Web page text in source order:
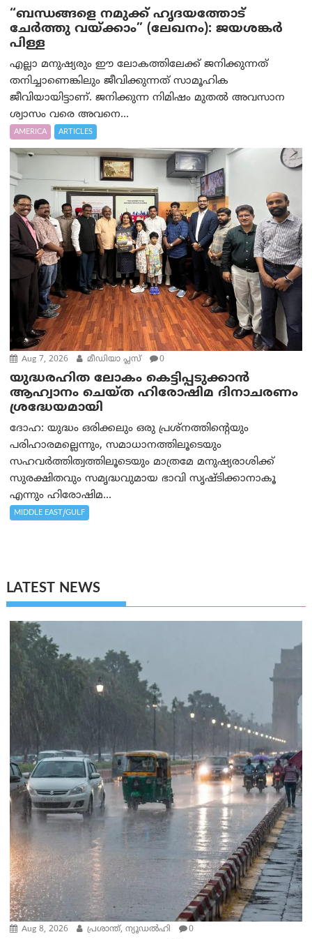
“ബന്ധങ്ങളെ നമുക്ക് ഹൃദയത്തോട്
ചേർത്തു വയ്ക്കാം” (ലേഖനം): ജയശങ്കര്‍
പിള്ള
എല്ലാ മനുഷ്യരും ഈ ലോകത്തിലേക്ക് ജനിക്കുന്നത്
തനിച്ചാണെങ്കിലും ജീവിക്കുന്നത് സാമൂഹിക
ജീവിയായിട്ടാണ്. ജനിക്കുന്ന നിമിഷം മുതൽ അവസാന
ശ്വാസം വരെ അവനെ...
AMERICA ARTICLES
Aug 7, 2026 മീഡിയാ പ്ലസ് 0
യുദ്ധരഹിത ലോകം കെട്ടിപ്പടുക്കാന്‍
ആഹ്വാനം ചെയ്ത ഹിരോഷിമ ദിനാചരണം
ശ്രദ്ധേയമായി
ദോഹ: യുദ്ധം ഒരിക്കലും ഒരു പ്രശ്‌നത്തിന്റെയും
പരിഹാരമല്ലെന്നും, സമാധാനത്തിലൂടെയും
സഹവര്‍ത്തിത്വത്തിലൂടെയും മാത്രമേ മനുഷ്യരാശിക്ക്
സുരക്ഷിതവും സമൃദ്ധവുമായ ഭാവി സൃഷ്ടിക്കാനാകൂ
എന്നും ഹിരോഷിമ...
MIDDLE EAST/GULF
LATEST NEWS
Aug 8, 2026 പ്രശാന്ത്, ന്യൂഡല്‍ഹി 0